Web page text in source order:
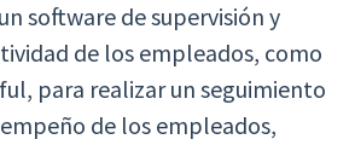
software de supervisión y
de los empleados, como
para realizar un seguimiento
de los empleados,